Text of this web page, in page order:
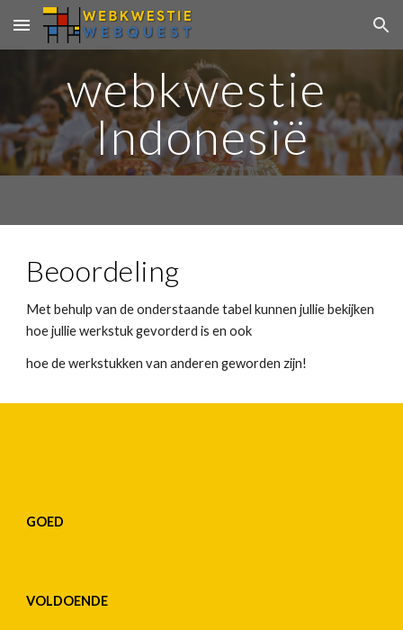
Skip to main content Skip to navigation
webkwestie
Indonesië
Beoordeling
Met behulp van de onderstaande tabel kunnen jullie bekijken
hoe jullie werkstuk gevorderd is en ook
hoe de werkstukken van anderen geworden zijn!
GOED
VOLDOENDE